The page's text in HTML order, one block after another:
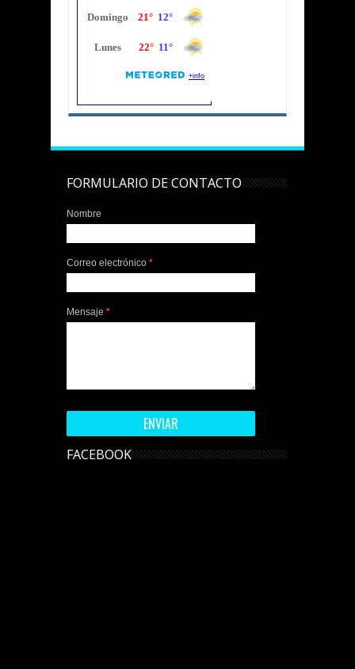
FORMULARIO DE CONTACTO
Nombre
Correo electrónico *
Mensaje *
FACEBOOK